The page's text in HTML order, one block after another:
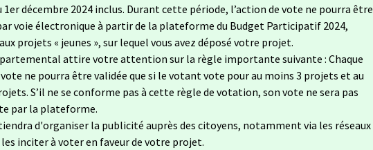
1er décembre 2024 inclus. Durant cette période, l’action de vote ne pourra être
voie électronique à partir de la plateforme du Budget Participatif 2024,
projets « jeunes », sur lequel vous avez déposé votre projet.
attire votre attention sur la règle importante suivante : Chaque
ne pourra être validée que si le votant vote pour au moins 3 projets et au
S’il ne se conforme pas à cette règle de votation, son vote ne sera pas
par la plateforme.
d'organiser la publicité auprès des citoyens, notamment via les réseaux
inciter à voter en faveur de votre projet.